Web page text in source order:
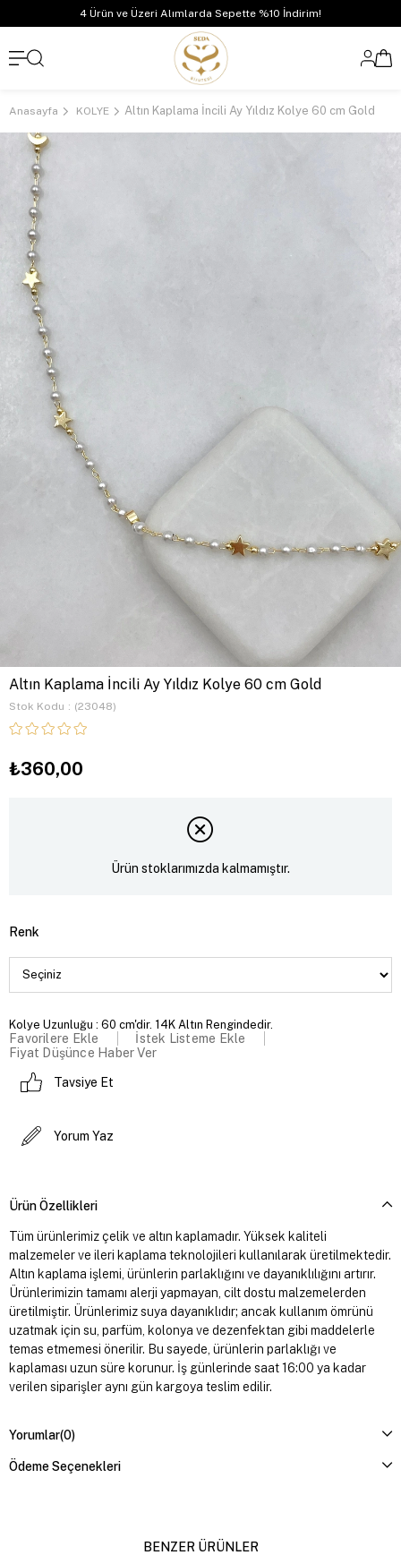
4 Ürün ve Üzeri Alımlarda Sepette %10 İndirim!
Anasayfa KOLYE Altın Kaplama İncili Ay Yıldız Kolye 60 cm Gold
Altın Kaplama İncili Ay Yıldız Kolye 60 cm Gold
Stok Kodu (23048)
₺360,00
Ürün stoklarımızda kalmamıştır.
Renk
Kolye Uzunluğu : 60 cm'dir. 14K Altın Rengindedir.
Favorilere Ekle
İstek Listeme Ekle
Fiyat Düşünce Haber Ver
Tavsiye Et
Yorum Yaz
Ürün Özellikleri
Tüm ürünlerimiz çelik ve altın kaplamadır. Yüksek kaliteli
malzemeler ve ileri kaplama teknolojileri kullanılarak üretilmektedir.
Altın kaplama işlemi, ürünlerin parlaklığını ve dayanıklılığını artırır.
Ürünlerimizin tamamı alerji yapmayan, cilt dostu malzemelerden
üretilmiştir. Ürünlerimiz suya dayanıklıdır; ancak kullanım ömrünü
uzatmak için su, parfüm, kolonya ve dezenfektan gibi maddelerle
temas etmemesi önerilir. Bu sayede, ürünlerin parlaklığı ve
kaplaması uzun süre korunur. İş günlerinde saat 16:00 ya kadar
verilen siparişler aynı gün kargoya teslim edilir.
Yorumlar(0)
Ödeme Seçenekleri
BENZER ÜRÜNLER